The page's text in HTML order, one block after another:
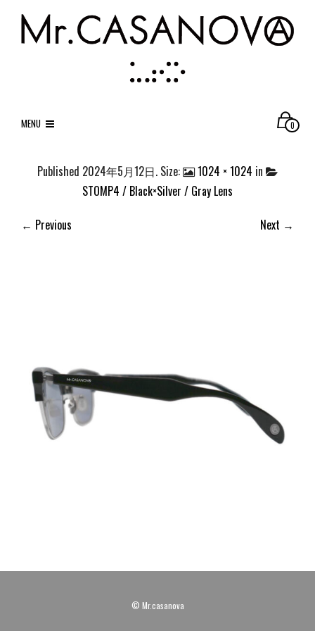
MENU 0
Published 2024年5月12日. Size: 1024 × 1024 in
STOMP4 / Black×Silver / Gray Lens
← Previous
Next →
© Mr.casanova